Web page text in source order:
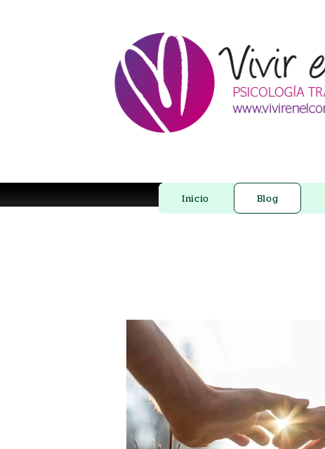
Inicio Blog